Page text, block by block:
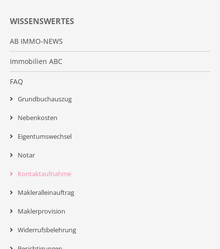
WISSENSWERTES
AB IMMO-NEWS
Immobilien ABC
FAQ
Grundbuchauszug
Nebenkosten
Eigentumswechsel
Notar
Kontaktaufnahme
Makleralleinauftrag
Maklerprovision
Widerrufsbelehrung